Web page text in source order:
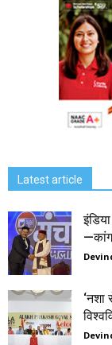
Latest article
‘नशा